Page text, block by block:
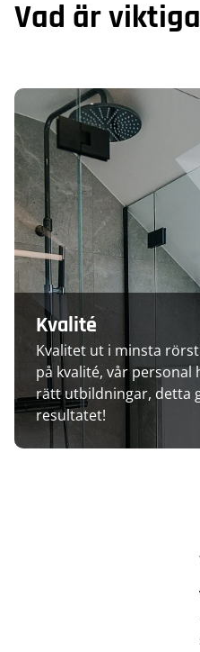
Vad är
Kvalité
Kvalitet ut i minsta
på kvalité, vår
rätt utbildningar, detta
resultatet!